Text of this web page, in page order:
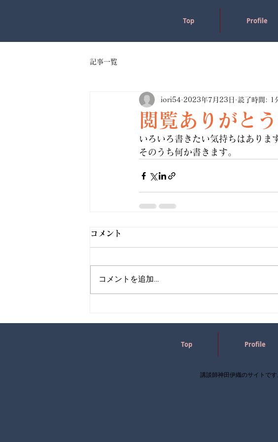
Top Profile
記事一覧
閲覧ありがと
iori54 2023年7月23日 読了時間: 1
いろいろ書きたい気持ちはありま
そのうち何か書きます。
コメント
コメントを追加…
Top Profile
講談師神田伊織のサイトで